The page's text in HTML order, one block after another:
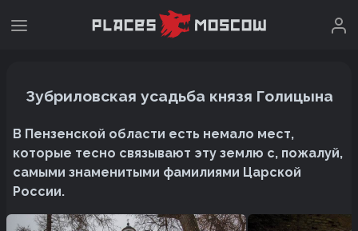
Зубриловская усадьба князя Голицына
В Пензенской области есть немало мест,
которые тесно связывают эту землю с, пожалуй,
самыми знаменитыми фамилиями Царской
России.